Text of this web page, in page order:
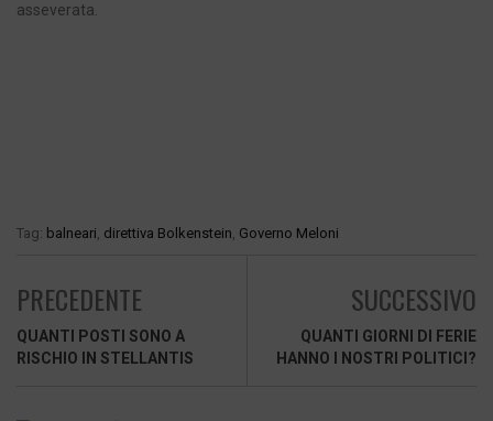
asseverata.
Tag: balneari, direttiva Bolkenstein, Governo Meloni
PRECEDENTE
QUANTI POSTI SONO A
RISCHIO IN STELLANTIS
SUCCESSIVO
QUANTI GIORNI DI FERIE
HANNO I NOSTRI POLITICI?